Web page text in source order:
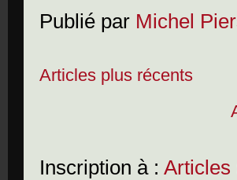
Publié par Michel
Articles plus récents
Inscription à : Articles